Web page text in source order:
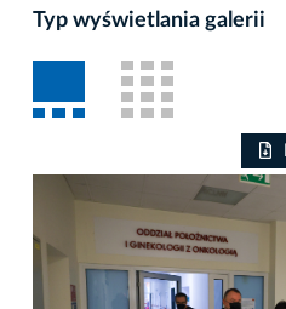
Typ wyświetlania galerii